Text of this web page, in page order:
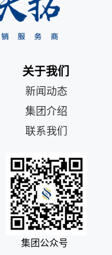
关于我们
新闻动态
集团介绍
联系我们
集团公众号